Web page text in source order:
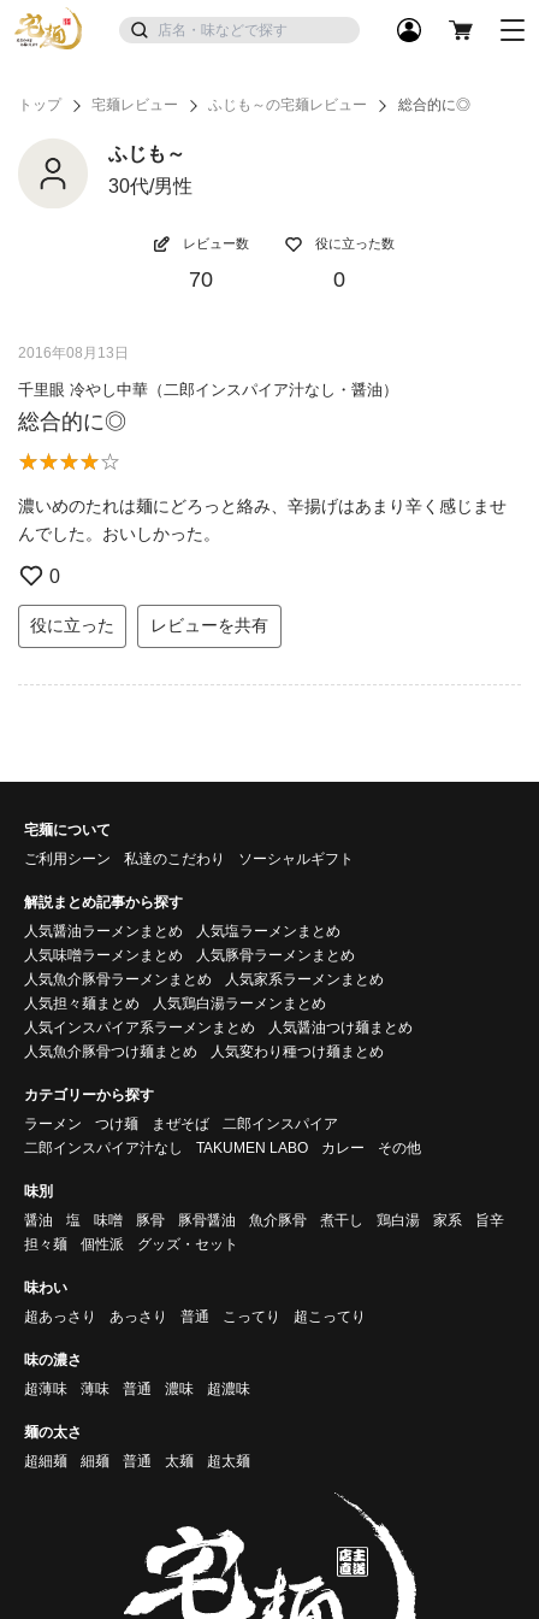
トップ 宅麺レビュー ふじも～の宅麺レビュー 総合的に◎
ふじも～
30代/男性
レビュー数
70
役に立った数
0
2016年08月13日
千里眼 冷やし中華（二郎インスパイア汁なし・醤油）
総合的に◎
濃いめのたれは麺にどろっと絡み、辛揚げはあまり辛く感じませ
んでした。おいしかった。
0
役に立った レビューを共有
宅麺について
ご利用シーン
私達のこだわり ソーシャルギフト
解説まとめ記事から探す
人気醤油ラーメンまとめ
人気塩ラーメンまとめ
人気味噌ラーメンまとめ
人気豚骨ラーメンまとめ
人気魚介豚骨ラーメンまとめ
人気家系ラーメンまとめ
人気担々麺まとめ
人気鶏白湯ラーメンまとめ
人気インスパイア系ラーメンまとめ
人気醤油つけ麺まとめ
人気魚介豚骨つけ麺まとめ
人気変わり種つけ麺まとめ
カテゴリーから探す
ラーメン
つけ麺 まぜそば
二郎インスパイア
二郎インスパイア汁なし
TAKUMEN LABO カレー その他
味別
醤油
塩 味噌 豚骨 豚骨醤油 魚介豚骨 煮干し 鶏白湯 家系
旨辛
担々麺
個性派 グッズ・セット
味わい
超あっさり
あっさり 普通 こってり 超こってり
味の濃さ
超薄味
薄味 普通 濃味 超濃味
麺の太さ
超細麺
細麺 普通 太麺 超太麺